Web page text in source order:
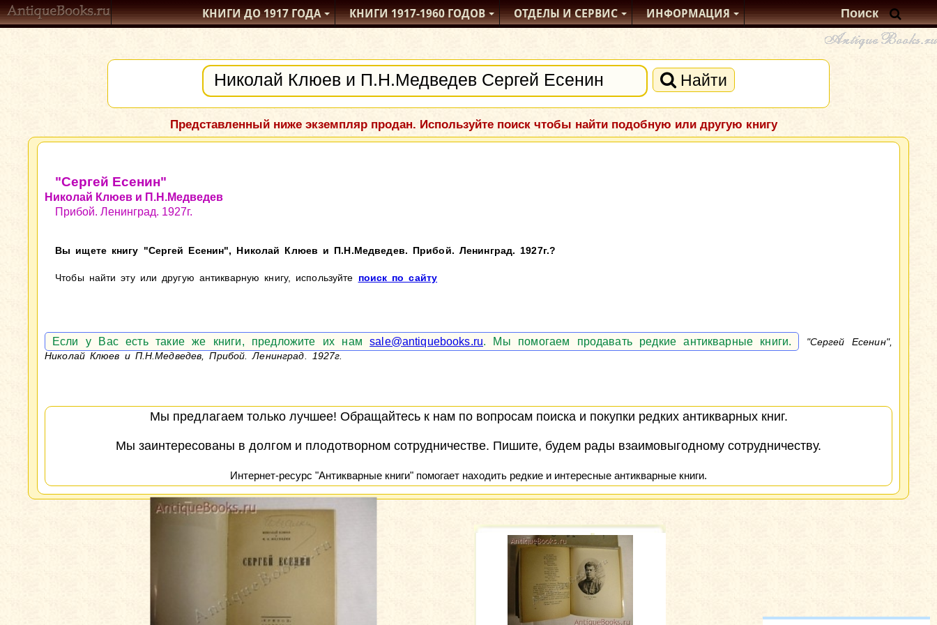
КНИГИ ДО 1917ГОДА КНИГИ1917-1960ГОДОВ ОТДЕЛЫИ СЕРВИС ИНФОРМАЦИЯ
Найти
Представленный ниже экземпляр продан. Используйте поиск чтобы найти подобную или другую книгу
"Сергей Есенин"
Николай Клюев и П.Н.Медведев
Прибой. Ленинград. 1927г.
Вы ищете книгу "Сергей Есенин", Николай Клюев и П.Н.Медведев. Прибой. Ленинград. 1927г.?
Чтобы найти эту или другую антикварную книгу, используйте поиск по сайту
Если у Вас есть такие же книги, предложите их намsale@antiquebooks.ru. Мы помогаем продавать редкие антикварные книги.
"Сергей Есенин",
Николай Клюев и П.Н.Медведев, Прибой. Ленинград. 1927г.
Мы предлагаем только лучшее! Обращайтесь к нам по вопросам поиска и покупки редких антикварных книг.
Мы заинтересованы в долгом и плодотворном сотрудничестве. Пишите, будем рады взаимовыгодному сотрудничеству.
Интернет-ресурс "Антикварные книги" помогает находить редкие и интересные антикварные книги.